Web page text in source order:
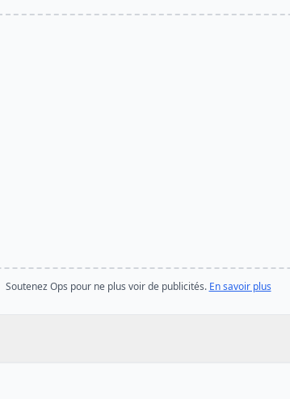
Soutenez Ops pour ne plus voir de publicités. En savoir plus